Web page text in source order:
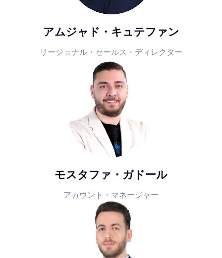
アムジャド・キュテファン
リージョナル・セールス・ディレクター
モスタファ・ガドール
アカウント・マネージャー